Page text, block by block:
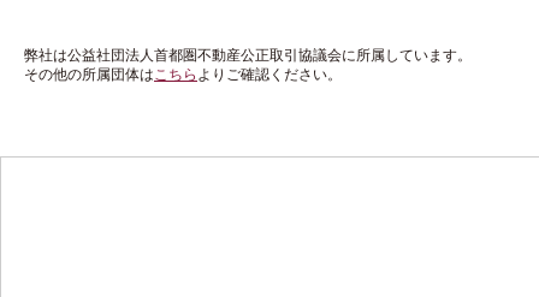
弊社は公益社団法人首都圏不動産公正取引協議会に所属しています。
その他の所属団体はこちら よりご確認ください。